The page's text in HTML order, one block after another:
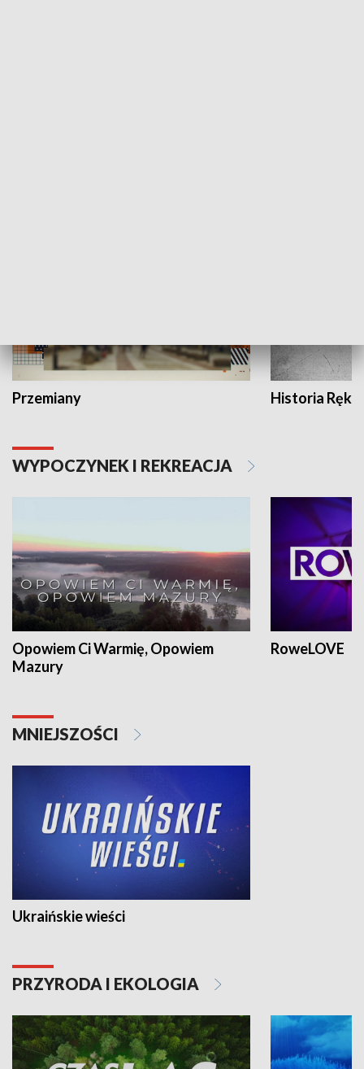
Przemiany Historia Ręką
WYPOCZYNEK I REKREACJA
Opowiem Ci Warmię, Opowiem
Mazury
RoweLOVE
MNIEJSZOŚCI
Ukraińskie wieści
PRZYRODA I EKOLOGIA